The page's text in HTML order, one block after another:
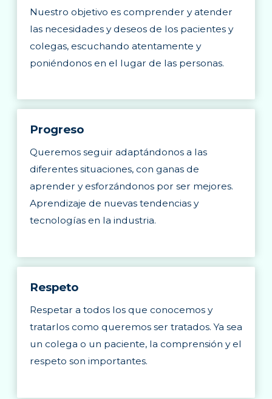
Nuestro objetivo es comprender y atender
las necesidades y deseos de los pacientes y
colegas, escuchando atentamente y
poniéndonos en el lugar de las personas.
Progreso
Queremos seguir adaptándonos a las
diferentes situaciones, con ganas de
aprender y esforzándonos por ser mejores.
Aprendizaje de nuevas tendencias y
tecnologías en la industria.
Respeto
Respetar a todos los que conocemos y
tratarlos como queremos ser tratados. Ya sea
un colega o un paciente, la comprensión y el
respeto son importantes.